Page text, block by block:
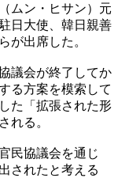
ムン・ヒサン）元
日大使、韓日親善
が出席した。
議会が終了してか
る方案を模索して
た「拡張された形
れる。
民協議会を通じ
されたと考える